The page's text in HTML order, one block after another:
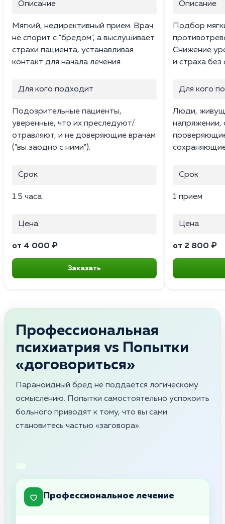
Описание
Мягкий, недирективный прием. Врач
не спорит с "бредом", а выслушивает
страхи пациента, устанавливая
контакт для начала лечения.
Для кого подходит
Подозрительные пациенты,
уверенные, что их преследуют/
отравляют, и не доверяющие врачам
("вы заодно с ними").
Срок
1.5 часа
Цена
от 4 000 ₽
Заказать
Описание
Подбор
Снижение
и страха без
Для кого
Люди,
напряжении,
Срок
1 прием
Цена
от 2 800 ₽
Профессиональная
психиатрия vs Попытки
«договориться»
Параноидный бред не поддается логическому
осмыслению. Попытки самостоятельно успокоить
больного приводят к тому, что вы сами
становитесь частью «заговора».
Профессиональное лечение